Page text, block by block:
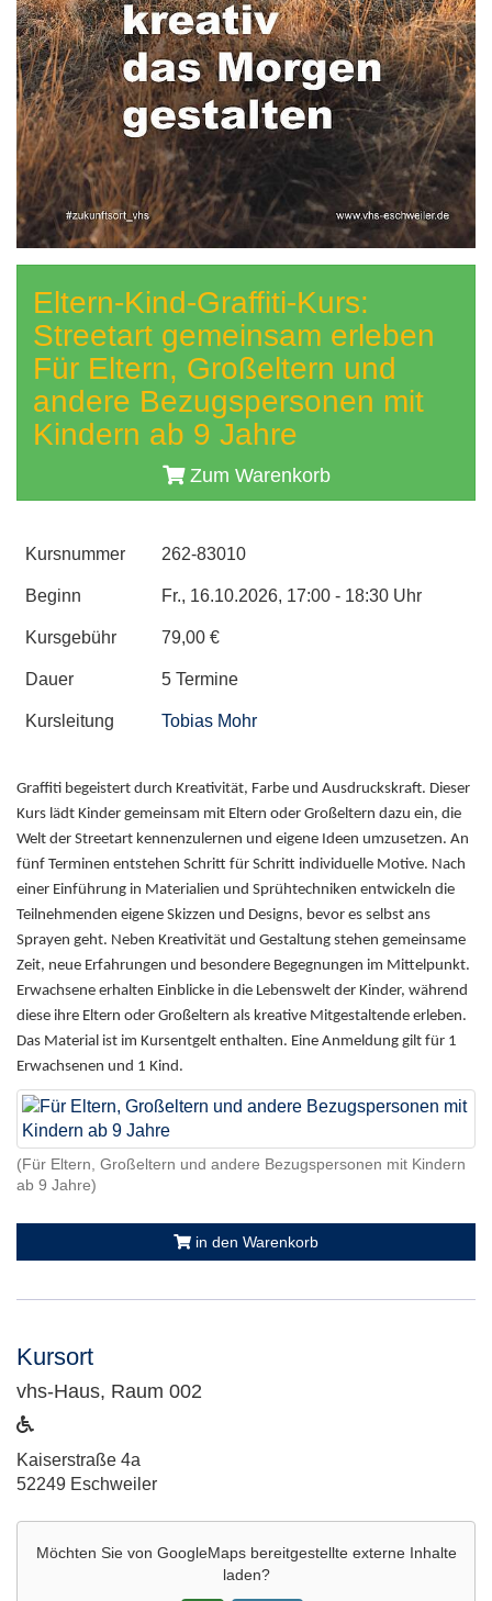
Eltern-Kind-Graffiti-Kurs:
Streetart gemeinsam erleben
Für Eltern, Großeltern und
andere Bezugspersonen mit
Kindern ab 9 Jahre
Zum Warenkorb
Kursnummer 262-83010
Beginn Fr., 16.10.2026, 17:00 - 18:30 Uhr
Kursgebühr 79,00 €
Dauer 5 Termine
Kursleitung Tobias Mohr
Graffiti begeistert durch Kreativität, Farbe und Ausdruckskraft. Dieser
Kurs lädt Kinder gemeinsam mit Eltern oder Großeltern dazu ein, die
Welt der Streetart kennenzulernen und eigene Ideen umzusetzen. An
fünf Terminen entstehen Schritt für Schritt individuelle Motive. Nach
einer Einführung in Materialien und Sprühtechniken entwickeln die
Teilnehmenden eigene Skizzen und Designs, bevor es selbst ans
Sprayen geht. Neben Kreativität und Gestaltung stehen gemeinsame
Zeit, neue Erfahrungen und besondere Begegnungen im Mittelpunkt.
Erwachsene erhalten Einblicke in die Lebenswelt der Kinder, während
diese ihre Eltern oder Großeltern als kreative Mitgestaltende erleben.
Das Material ist im Kursentgelt enthalten. Eine Anmeldung gilt für 1
Erwachsenen und 1 Kind.
(Für Eltern, Großeltern und andere Bezugspersonen mit Kindern
ab 9 Jahre)
in den Warenkorb
Kursort
vhs-Haus, Raum 002
Adresse:
Kaiserstraße 4a
52249 Eschweiler
Möchten Sie von GoogleMapsbereitgestellte externe Inhalte
laden?